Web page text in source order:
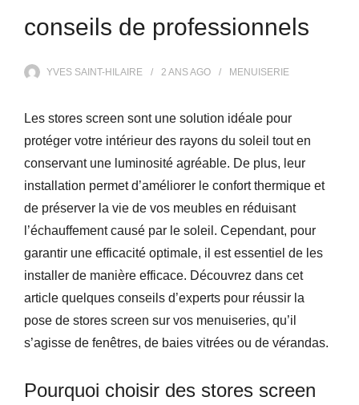
conseils de professionnels
YVES SAINT-HILAIRE 2 ANSAGO MENUISERIE
Les stores screen sont une solution idéale pour
protéger votre intérieur des rayons du soleil tout en
conservant une luminosité agréable. De plus, leur
installation permet d’améliorer le confort thermique et
de préserver la vie de vos meubles en réduisant
l’échauffement causé par le soleil. Cependant, pour
garantir une efficacité optimale, il est essentiel de les
installer de manière efficace. Découvrez dans cet
article quelques conseils d’experts pour réussir la
pose de stores screen sur vos menuiseries, qu’il
s’agisse de fenêtres, de baies vitrées ou de vérandas.
Pourquoi choisir des stores screen